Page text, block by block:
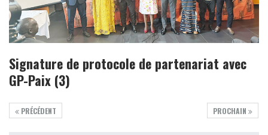
Signature de protocole de partenariat avec
GP-Paix (3)
PROCHAIN
PRÉCÉDENT